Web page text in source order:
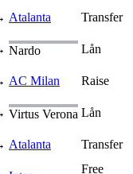
Atalanta
Transfer
Nardo
Lån
AC Milan
Raise
Virtus Verona Lån
Atalanta
Transfer
Free